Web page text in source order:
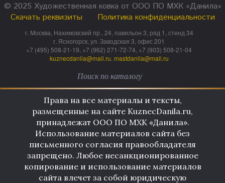
© 2025 Художественная ковка от ООО ПО МХК «Данила»
Скачать реквизиты
Политика конфиденциальности
г. Москва, Нахимовский пр., 24, павильон 3, ряд 1, стенд 34
г. Ясногорск, ул. Заводская 3, офис 201
+7 (495) 508-21-19, +7 (962) 271-72-74, +7 (903) 508-21-04
kuznecdanila@mail.ru mastdanila@mail.ru
Права на все материалы и тексты,
размещенные на сайте KuznecDanila.ru,
принадлежат ООО ПО МХК «Данила».
Использование материалов сайта без
письменного согласия правообладателя
запрещено. Любое несанкционированное
копирование и использование материалов
сайта влечет за собой юридическую